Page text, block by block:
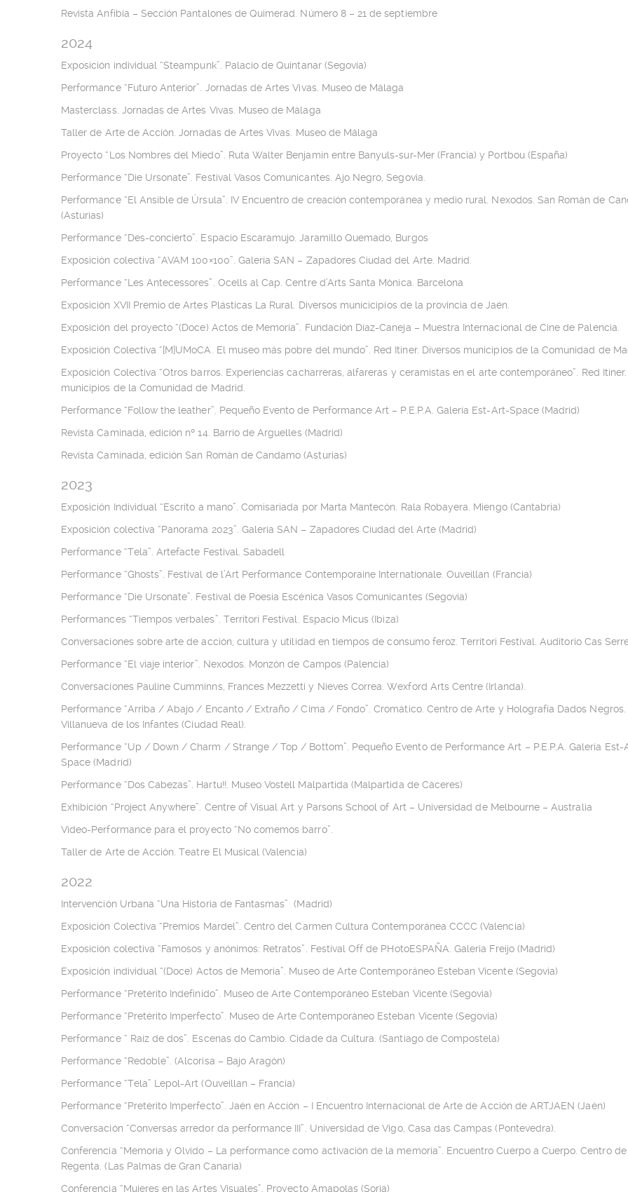
Revista Anfibia – Sección Pantalones de Quimerad. Número 8 – 21 de septiembre
2024
Exposición individual “Steampunk”. Palacio de Quintanar (Segovia)
Performance “Futuro Anterior”. Jornadas de Artes Vivas. Museo de Málaga
Masterclass. Jornadas de Artes Vivas. Museo de Málaga
Taller de Arte de Acción. Jornadas de Artes Vivas. Museo de Málaga
Proyecto “Los Nombres del Miedo”. Ruta Walter Benjamin entre Banyuls-sur-Mer (Francia) y Portbou (España)
Performance “Die Ursonate”. Festival Vasos Comunicantes. Ajo Negro, Segovia.
Performance “El Ansible de Úrsula”. IV Encuentro de creación contemporánea y medio rural. Nexodos. San Román de
(Asturias)
Performance “Des-concierto”. Espacio Escaramujo. Jaramillo Quemado, Burgos
Exposición colectiva “AVAM 100×100”. Galería SAN – Zapadores Ciudad del Arte. Madrid.
Performance “Les Antecessores”. Ocells al Cap. Centre d’Arts Santa Mònica. Barcelona
Exposición XVII Premio de Artes Plásticas La Rural. Diversos municicipios de la provincia de Jaén.
Exposición del proyecto “(Doce) Actos de Memoria”. Fundación Díaz-Caneja – Muestra Internacional de Cine de Palencia.
Exposición Colectiva “[M]UMoCA. El museo más pobre del mundo”. Red Itiner. Diversos municipios de la Comunidad de
Exposición Colectiva “Otros barros. Experiencias cacharreras, alfareras y ceramistas en el arte contemporáneo”. Red
municipios de la Comunidad de Madrid.
Performance “Follow the leather”. Pequeño Evento de Performance Art – P.E.P.A. Galería Est-Art-Space (Madrid)
Revista Caminada, edición nº 14. Barrio de Arguelles (Madrid)
Revista Caminada, edición San Román de Candamo (Asturias)
2023
Exposición Individual “Escrito a mano”. Comisariada por Marta Mantecón. Rala Robayera. Miengo (Cantabria)
Exposición colectiva “Panorama 2023”. Galería SAN – Zapadores Ciudad del Arte (Madrid)
Performance “Tela”. Artefacte Festival. Sabadell
Performance “Ghosts”. Festival de l’Art Performance Contemporaine Internationale. Ouveillan (Francia)
Performance “Die Ursonate”. Festival de Poesía Escénica Vasos Comunicantes (Segovia)
Performances “Tiempos verbales”. Territori Festival. Espacio Micus (Ibiza)
Conversaciones sobre arte de acción, cultura y utilidad en tiempos de consumo feroz. Territori Festival. Auditorio Cas
Performance “El viaje interior”. Nexodos. Monzón de Campos (Palencia)
Conversaciones Pauline Cumminns, Frances Mezzetti y Nieves Correa. Wexford Arts Centre (Irlanda).
Performance “Arriba / Abajo / Encanto / Extraño / Cima / Fondo”. Cromático. Centro de Arte y Holografía Dados Negros.
Villanueva de los Infantes (Ciudad Real).
Performance “Up / Down / Charm / Strange / Top / Bottom”. Pequeño Evento de Performance Art – P.E.P.A. Galería Est-
Space (Madrid)
Performance “Dos Cabezas”. Hartu!!. Museo Vostell Malpartida (Malpartida de Cáceres)
Exhibición “Project Anywhere”. Centre of Visual Art y Parsons School of Art – Universidad de Melbourne – Australia
Video-Performance para el proyecto “No comemos barro”.
Taller de Arte de Acción. Teatre El Musical (Valencia)
2022
Intervención Urbana “Una Historia de Fantasmas” (Madrid)
Exposición Colectiva “Premios Mardel”. Centro del Carmen Cultura Contemporánea CCCC (Valencia)
Exposición colectiva “Famosos y anónimos: Retratos”. Festival Off de PHotoESPAÑA. Galeria Freijo (Madrid)
Exposición individual “(Doce) Actos de Memoria”. Museo de Arte Contemporáneo Esteban Vicente (Segovia)
Performance “Pretérito Indefinido”. Museo de Arte Contemporáneo Esteban Vicente (Segovia)
Performance “Pretérito Imperfecto”. Museo de Arte Contemporáneo Esteban Vicente (Segovia)
Performance “ Raíz de dos”. Escenas do Cambio. Cidade da Cultura. (Santiago de Compostela)
Performance “Redoble”. (Alcorisa – Bajo Aragón)
Performance “Tela” Lepol-Art (Ouveillan – Francia)
Performance “Pretérito Imperfecto”. Jaén en Acción – I Encuentro Internacional de Arte de Acción de ARTJAEN (Jaén)
Conversación “Conversas arredor da performance III”. Universidad de Vigo, Casa das Campas (Pontevedra).
Conferencia “Memoria y Olvido – La performance como activación de la memoria”. Encuentro Cuerpo a Cuerpo. Centro
Regenta. (Las Palmas de Gran Canaria)
Conferencia “Mujeres en las Artes Visuales”. Proyecto Amapolas (Soria)